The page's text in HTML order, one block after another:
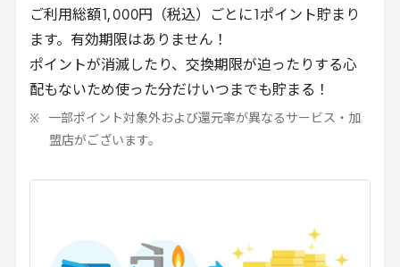
ご利用総額 1,000円（税込）ごとに 1ポイント貯まり
ます。有効期限はありません！
ポイントが消滅したり、交換期限が迫ったりする心
配もないため使った分だけいつまでも貯まる！
一部ポイント対象外および還元率が異なるサービス・加
盟店がございます。